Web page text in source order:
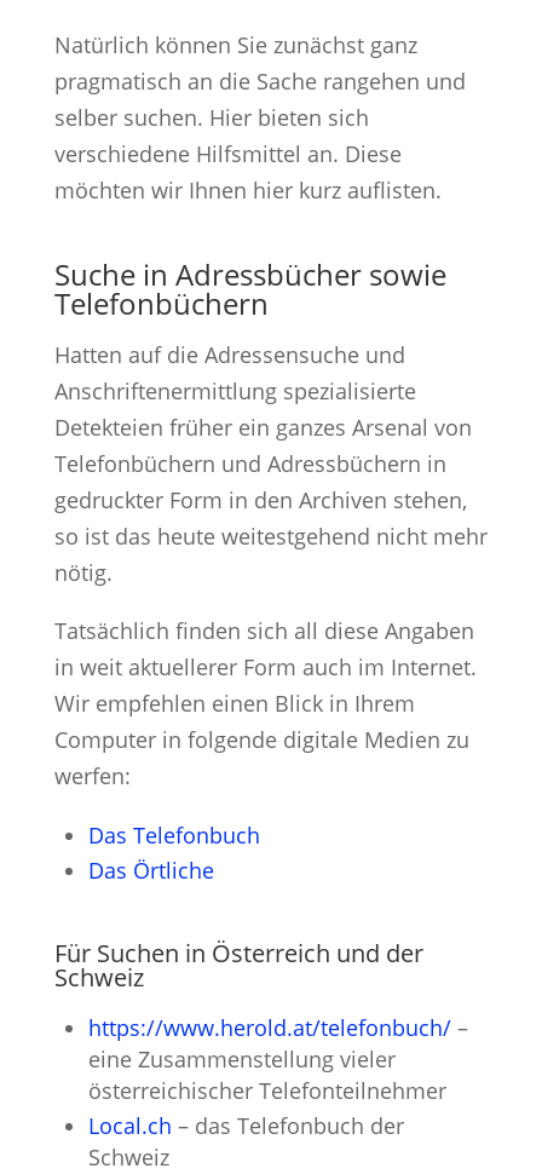
Natürlich können Sie zunächst ganz
pragmatisch an die Sache rangehen und
selber suchen. Hier bieten sich
verschiedene Hilfsmittel an. Diese
möchten wir Ihnen hier kurz auflisten.
Suche in Adressbücher sowie
Telefonbüchern
Hatten auf die Adressensuche und
Anschriftenermittlung spezialisierte
Detekteien früher ein ganzes Arsenal von
Telefonbüchern und Adressbüchern in
gedruckter Form in den Archiven stehen,
so ist das heute weitestgehend nicht mehr
nötig.
Tatsächlich finden sich all diese Angaben
in weit aktuellerer Form auch im Internet.
Wir empfehlen einen Blick in Ihrem
Computer in folgende digitale Medien zu
werfen:
Das Telefonbuch
Das Örtliche
Für Suchen in Österreich und der
Schweiz
https://www.herold.at/telefonbuch/–
eine Zusammenstellung vieler
österreichischer Telefonteilnehmer
Local.ch – das Telefonbuch der
Schweiz